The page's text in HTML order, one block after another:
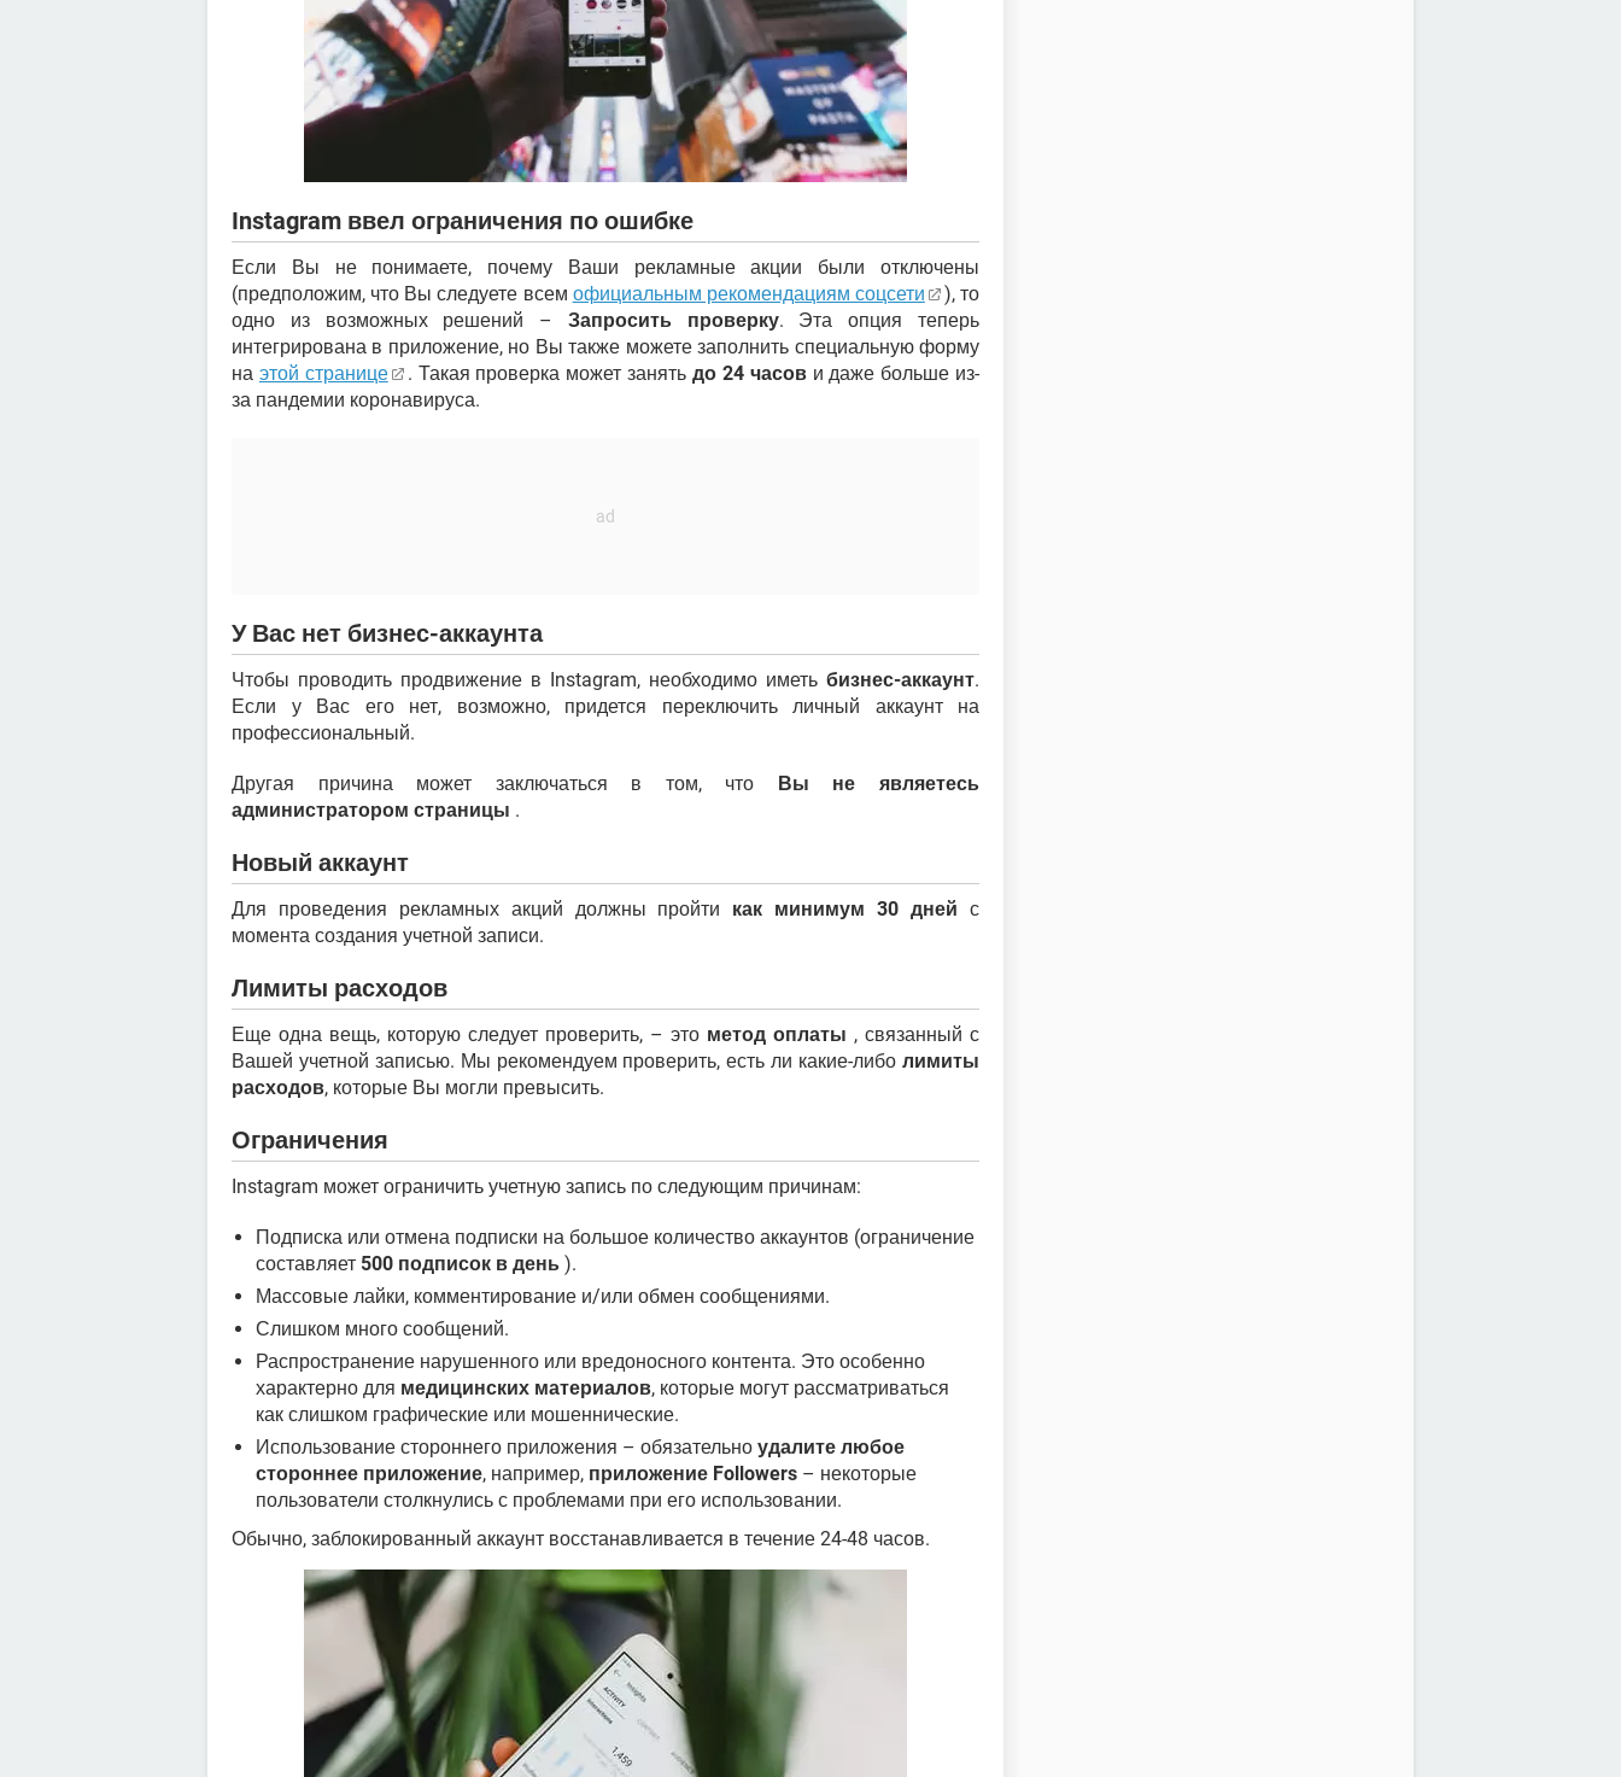
Instagram ввел ограничения по ошибке
Если Вы не понимаете, почему Ваши рекламные акции были отключены
(предположим, что Вы следуете всем официальным рекомендациям соцсети
), то
одно из возможных решений – Запросить проверку. Эта опция теперь
интегрирована в приложение, но Вы также можете заполнить специальную форму
на этой странице . Такая проверка может занять до 24 часови даже больше из-
за пандемии коронавируса.
У Вас нет бизнес-аккаунта
Чтобы проводить продвижение в Instagram, необходимо иметь бизнес-аккаунт.
Если у Вас его нет, возможно, придется переключить личный аккаунт на
профессиональный.
Другая причина может заключаться в том, что
Вы не являетесь
администратором страницы .
Новый аккаунт
Для проведения рекламных акций должны пройти как минимум 30 дней с
момента создания учетной записи.
Лимиты расходов
Еще одна вещь, которую следует проверить, – это метод оплаты , связанный с
Вашей учетной записью. Мы рекомендуем проверить, есть ли какие-либо лимиты
расходов, которые Вы могли превысить.
Ограничения
Instagram может ограничить учетную запись по следующим причинам:
Подписка или отмена подписки на большое количество аккаунтов (ограничение
составляет 500 подписок в день ).
Массовые лайки, комментирование и/или обмен сообщениями.
Слишком много сообщений.
Распространение нарушенного или вредоносного контента. Это особенно
характерно для медицинских материалов, которые могут рассматриваться
как слишком графические или мошеннические.
Использование стороннего приложения – обязательно удалите любое
стороннее приложение, например, приложение Followers – некоторые
пользователи столкнулись с проблемами при его использовании.
Обычно, заблокированный аккаунт восстанавливается в течение 24-48 часов.